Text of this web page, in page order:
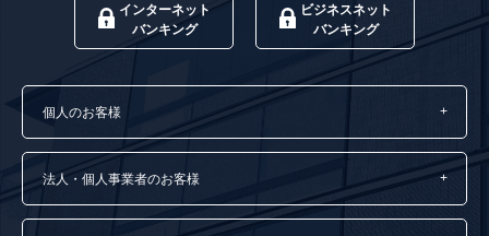
インターネット
バンキング
ビジネスネット
バンキング
個人のお客様
法人・個人事業者のお客様